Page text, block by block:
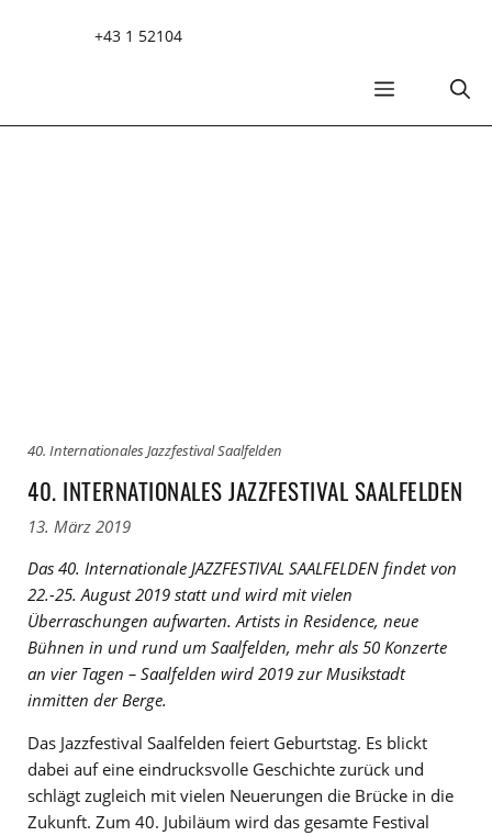
+43 1 52104
MENÜ
40. Internationales Jazzfestival Saalfelden
40. INTERNATIONALES JAZZFESTIVAL SAALFELDEN
13. März 2019
Das 40. Internationale JAZZFESTIVAL SAALFELDEN findet von
22.-25. August 2019 statt und wird mit vielen
Überraschungen aufwarten. Artists in Residence, neue
Bühnen in und rund um Saalfelden, mehr als 50 Konzerte
an vier Tagen – Saalfelden wird 2019 zur Musikstadt
inmitten der Berge.
Das Jazzfestival Saalfelden feiert Geburtstag. Es blickt
dabei auf eine eindrucksvolle Geschichte zurück und
schlägt zugleich mit vielen Neuerungen die Brücke in die
Zukunft. Zum 40. Jubiläum wird das gesamte Festival